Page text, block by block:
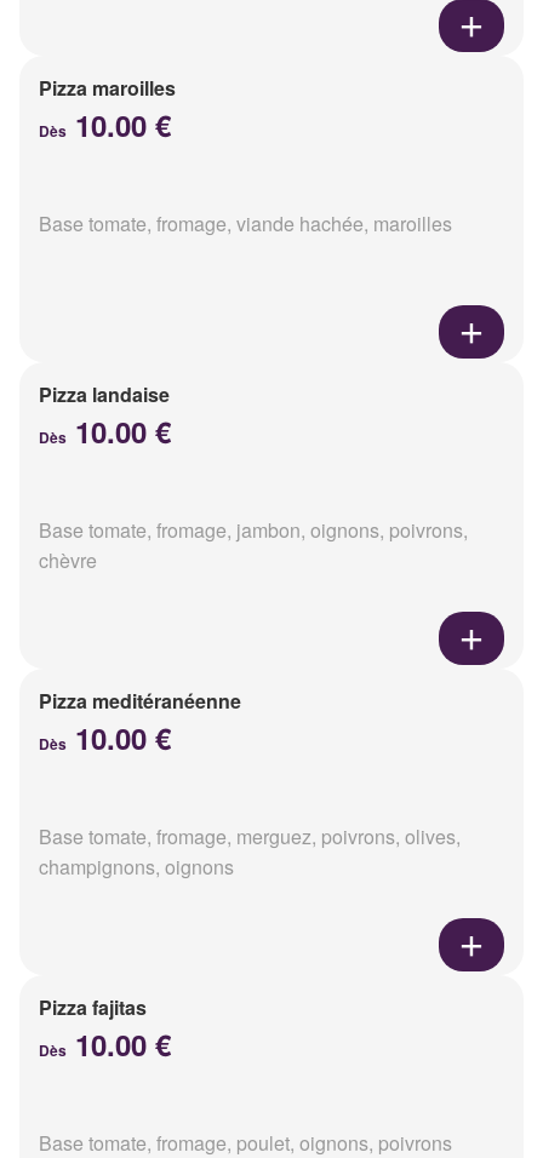
Pizza maroilles
Dès 10.00 €
Base tomate, fromage, viande hachée, maroilles
Pizza landaise
Dès 10.00 €
Base tomate, fromage, jambon, oignons, poivrons,
chèvre
Pizza meditéranéenne
Dès 10.00 €
Base tomate, fromage, merguez, poivrons, olives,
champignons, oignons
Pizza fajitas
Dès 10.00 €
Base tomate, fromage, poulet, oignons, poivrons